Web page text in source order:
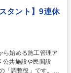
タント】9連休
「調整役」です。プ